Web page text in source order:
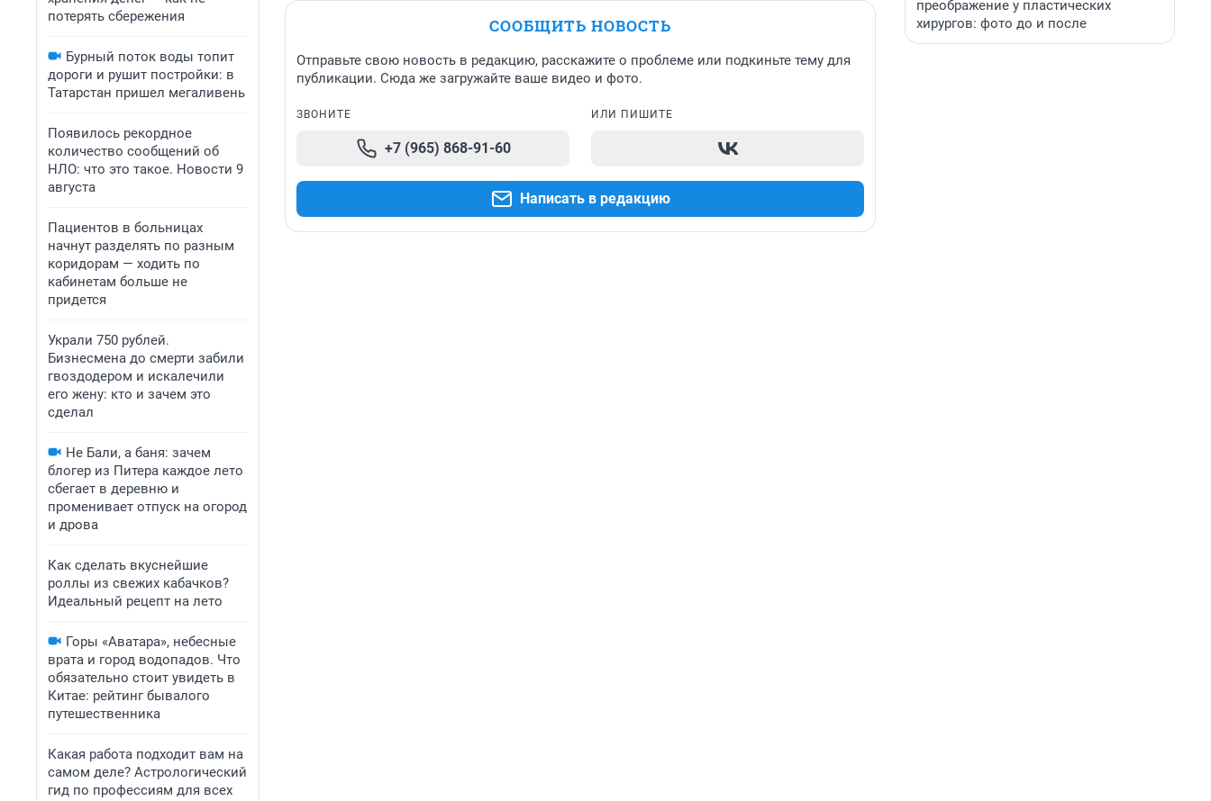
потерять сбережения
Бурный поток воды топит
дороги и рушит постройки: в
Татарстан пришел мегаливень
Появилось рекордное
количество сообщений об
НЛО: что это такое. Новости 9
августа
Пациентов в больницах
начнут разделять по разным
коридорам — ходить по
кабинетам больше не
придется
Украли 750 рублей.
Бизнесмена до смерти забили
гвоздодером и искалечили
его жену: кто и зачем это
сделал
Не Бали, а баня: зачем
блогер из Питера каждое лето
сбегает в деревню и
променивает отпуск на огород
и дрова
Как сделать вкуснейшие
роллы из свежих кабачков?
Идеальный рецепт на лето
Горы «Аватара», небесные
врата и город водопадов. Что
обязательно стоит увидеть в
Китае: рейтинг бывалого
путешественника
Какая работа подходит вам на
самом деле? Астрологический
гид по профессиям для всех
СООБЩИТЬ НОВОСТЬ
Отправьте свою новость в редакцию, расскажите о проблеме или подкиньте тему для
публикации. Сюда же загружайте ваше видео и фото.
ЗВОНИТЕ
+7 (965) 868-91-60
ИЛИ ПИШИТЕ
Написать в редакцию
преображение у пластических
хирургов: фото до и после